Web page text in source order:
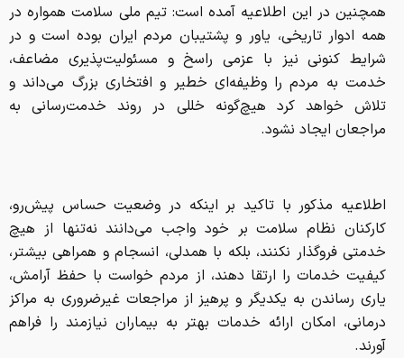
همچنین در این اطلاعیه آمده است: تیم ملی سلامت همواره در
همه ادوار تاریخی، یاور و پشتیبان مردم ایران بوده است و در
شرایط کنونی نیز با عزمی راسخ و مسئولیت‌پذیری مضاعف،
خدمت به مردم را وظیفه‌ای خطیر و افتخاری بزرگ می‌داند و
تلاش خواهد کرد هیچ‌گونه خللی در روند خدمت‌رسانی به
مراجعان ایجاد نشود.
اطلاعیه مذکور با تاکید بر اینکه در وضعیت حساس پیش‌رو،
کارکنان نظام سلامت بر خود واجب می‌دانند نه‌تنها از هیچ
خدمتی فروگذار نکنند، بلکه با همدلی، انسجام و همراهی بیشتر،
کیفیت خدمات را ارتقا دهند، از مردم خواست با حفظ آرامش،
یاری رساندن به یکدیگر و پرهیز از مراجعات غیرضروری به مراکز
درمانی، امکان ارائه خدمات بهتر به بیماران نیازمند را فراهم
آورند.